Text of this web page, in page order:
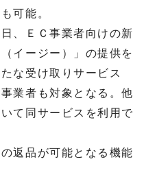
可能。
、ＥＣ事業者向けの新
イージー）」の提供を
な受け取りサービス
業者も対象となる。他
て同サービスを利用で
返品が可能となる機能